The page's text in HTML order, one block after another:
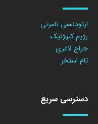
ارتودنسی نامرئی
رژیم کتوژنیک
جراح لاغری
تام استخر
دسترسی سریع